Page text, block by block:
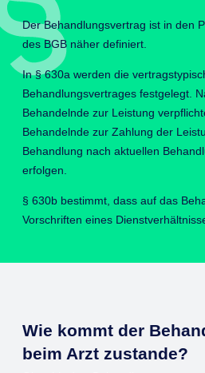
Der Behandlungsvertrag ist in den
des BGB näher definiert.
In § 630a werden die
Behandlungsvertrages festgelegt.
Behandelnde zur Leistung
Behandelnde zur Zahlung der
Behandlung nach aktuellen
erfolgen.
§ 630b bestimmt, dass auf das
Vorschriften eines
Wie kommt der
beim Arzt zustande?